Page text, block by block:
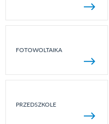
FOTOWOLTAIKA
PRZEDSZKOLE